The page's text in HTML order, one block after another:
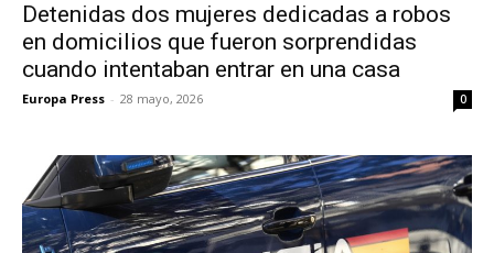
Detenidas dos mujeres dedicadas a robos
en domicilios que fueron sorprendidas
cuando intentaban entrar en una casa
Europa Press - 28 mayo, 2026 0